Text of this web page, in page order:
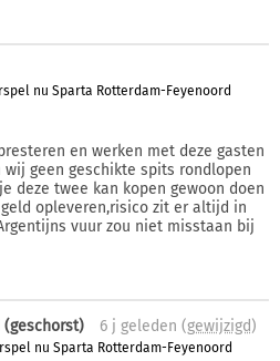
nu Sparta Rotterdam-Feyenoord
en werken met deze gasten
geen geschikte spits rondlopen
deze twee kan kopen gewoon doen
opleveren,risico zit er altijd in
vuur zou niet misstaan bij
(geschorst) 6 j geleden (gewijzigd)
nu Sparta Rotterdam-Feyenoord